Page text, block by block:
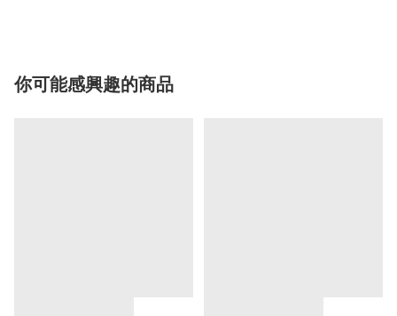
你可能感興趣的商品